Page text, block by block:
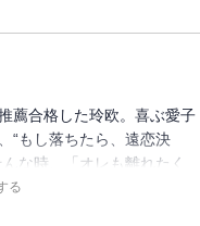
薦合格した玲欧。喜ぶ愛子
“もし落ちたら、遠恋決
な時、「オレも離れたく
同じだけ怖くて不安なんだ
る